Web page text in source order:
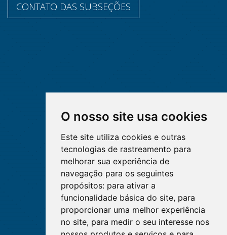
O nosso site usa cookies
Este site utiliza cookies e outras
tecnologias de rastreamento para
melhorar sua experiência de
navegação para os seguintes
propósitos: para ativar a
funcionalidade básica do site, para
proporcionar uma melhor experiência
no site, para medir o seu interesse nos
CONTATO DAS SUBSEÇÕES